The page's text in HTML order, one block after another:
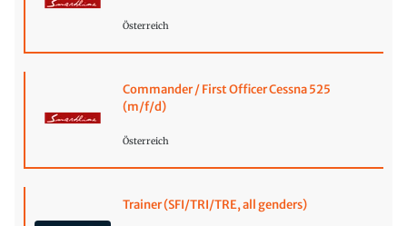
Österreich
Commander / First Officer Cessna 525
(m/f/d)
Österreich
Trainer (SFI/TRI/TRE, all genders)